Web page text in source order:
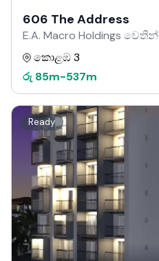
606 The Address
E.A. Macro Holdings වෙතින්
කොළඹ 3
රු 85m-537m
Ready